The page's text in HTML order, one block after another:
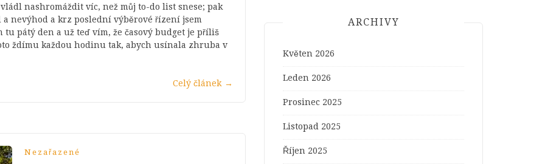
nashromáždit víc, než můj to-do list snese; pak
nevýhod a krz poslední výběrové řízení jsem
pátý den a už teď vím, že časový budget je příliš
ždímu každou hodinu tak, abych usínala zhruba v
Celý článek →
Nezařazené
ARCHIVY
Květen 2026
Leden 2026
Prosinec 2025
Listopad 2025
Říjen 2025